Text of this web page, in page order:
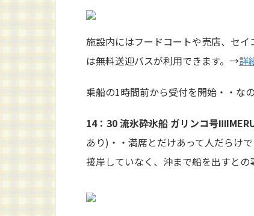
施設内にはフードコートや売店、セ
は無料送迎バスが利用できます。→詳
乗船の1時間前から受付を開始・・な
14：30 流氷砕氷船 ガリンコ号
あり)・・満席とだけあって人だらけ
接岸していなく、沖まで船を出すとの